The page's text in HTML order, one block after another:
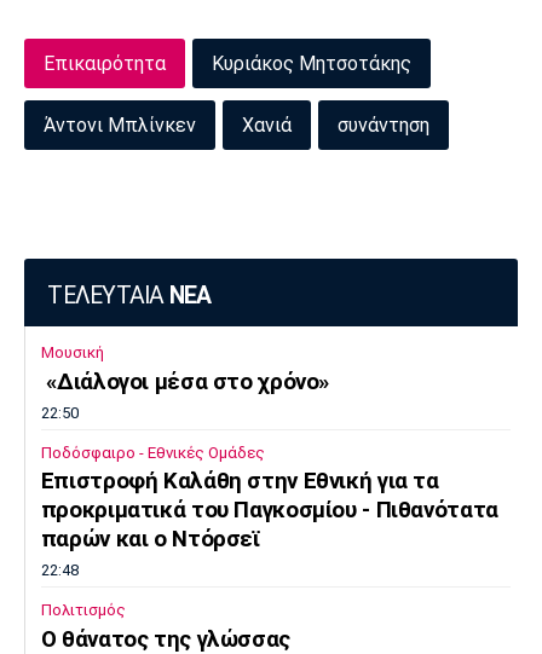
Επικαιρότητα Κυριάκος Μητσοτάκης
Άντονι Μπλίνκεν Χανιά συνάντηση
ΤΕΛΕΥΤΑΙΑ ΝΕΑ
Μουσική
«Διάλογοι μέσα στο χρόνο»
22:50
Ποδόσφαιρο - Εθνικές Ομάδες
Επιστροφή Καλάθη στην Εθνική για τα
προκριματικά του Παγκοσμίου - Πιθανότατα
παρών και ο Ντόρσεϊ
22:48
Πολιτισμός
Ο θάνατος της γλώσσας